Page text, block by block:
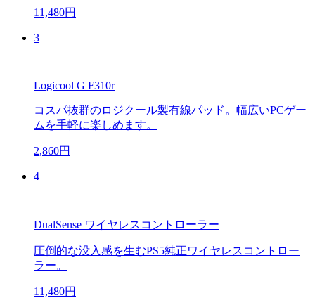
11,480円
3
Logicool G F310r
コスパ抜群のロジクール製有線パッド。幅広いPCゲー
ムを手軽に楽しめます。
2,860円
4
DualSense ワイヤレスコントローラー
圧倒的な没入感を生むPS5純正ワイヤレスコントロー
ラー。
11,480円